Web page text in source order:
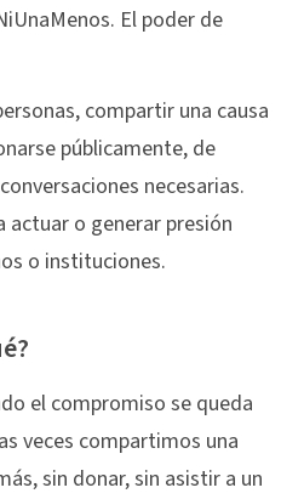
El poder de
compartir una causa
públicamente, de
necesarias.
actuar o generar presión
o instituciones.
el compromiso se queda
veces compartimos una
sin donar, sin asistir a un